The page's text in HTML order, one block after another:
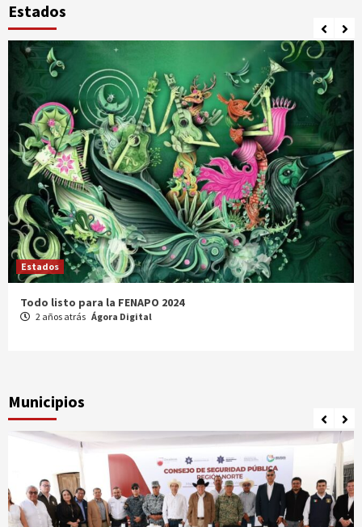
Estados
Estados
Todo listo para la FENAPO 2024
2 años atrás Ágora Digital
Municipios